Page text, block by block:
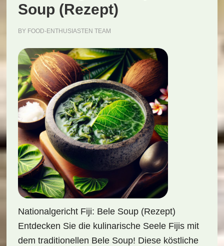
Soup (Rezept)
BY FOOD-ENTHUSIASTEN TEAM
Nationalgericht Fiji: Bele Soup (Rezept)
Entdecken Sie die kulinarische Seele Fijis mit
dem traditionellen Bele Soup! Diese köstliche